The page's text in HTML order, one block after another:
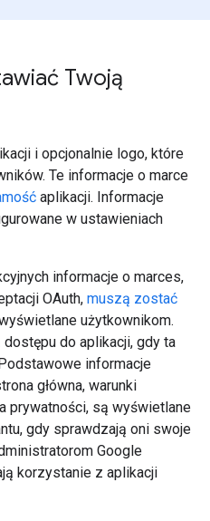
Twoją
i opcjonalnie logo, które
Te informacje o marce
aplikacji. Informacje
w ustawieniach
informacje o marces,
OAuth, muszą zostać
użytkownikom.
do aplikacji, gdy ta
informacje
główna, warunki
prywatności, są wyświetlane
gdy sprawdzają oni swoje
Google
korzystanie z aplikacji